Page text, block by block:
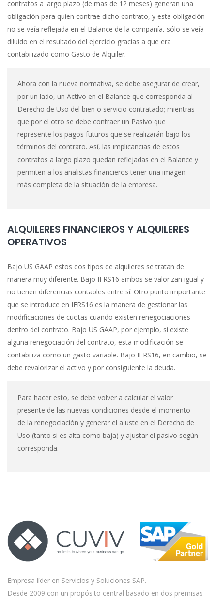
contratos a largo plazo (de mas de 12 meses) generan una
obligación para quien contrae dicho contrato, y esta obligación
no se veía reflejada en el Balance de la compañía, sólo se veía
diluido en el resultado del ejercicio gracias a que era
contabilizado como Gasto de Alquiler.
Ahora con la nueva normativa, se debe asegurar de crear,
por un lado, un Activo en el Balance que corresponda al
Derecho de Uso del bien o servicio contratado; mientras
que por el otro se debe contraer un Pasivo que
represente los pagos futuros que se realizarán bajo los
términos del contrato. Así, las implicancias de estos
contratos a largo plazo quedan reflejadas en el Balance y
permiten a los analistas financieros tener una imagen
más completa de la situación de la empresa.
ALQUILERES FINANCIEROS Y ALQUILERES
OPERATIVOS
Bajo US GAAP estos dos tipos de alquileres se tratan de
manera muy diferente. Bajo IFRS16 ambos se valorizan igual y
no tienen diferencias contables entre sí. Otro punto importante
que se introduce en IFRS16 es la manera de gestionar las
modificaciones de cuotas cuando existen renegociaciones
dentro del contrato. Bajo US GAAP, por ejemplo, si existe
alguna renegociación del contrato, esta modificación se
contabiliza como un gasto variable. Bajo IFRS16, en cambio, se
debe revalorizar el activo y por consiguiente la deuda.
Para hacer esto, se debe volver a calcular el valor
presente de las nuevas condiciones desde el momento
de la renegociación y generar el ajuste en el Derecho de
Uso (tanto si es alta como baja) y ajustar el pasivo según
corresponda.
Empresa líder en Servicios y Soluciones SAP.
Desde 2009 con un propósito central basado en dos premisas